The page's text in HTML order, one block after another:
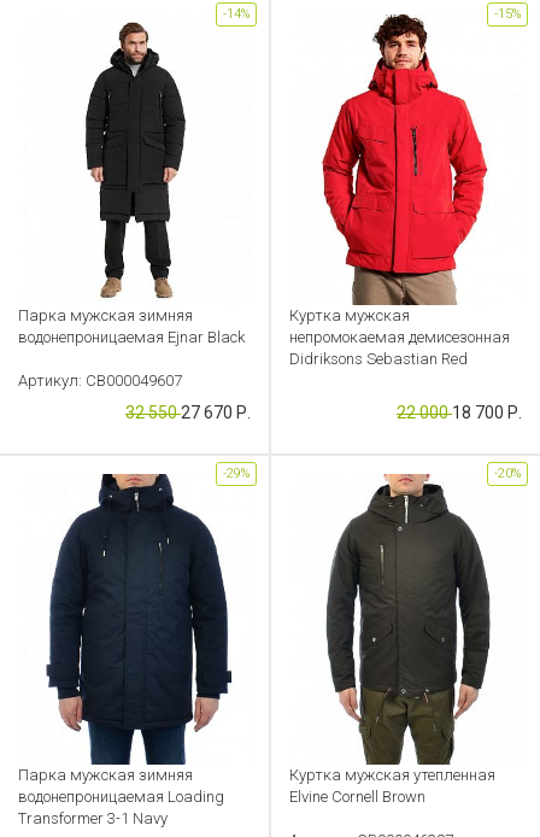
Парка мужская зимняя
водонепроницаемая Ejnar Black
Артикул: CB000049607
32 55027 670 Р.
-14%
Куртка мужская
непромокаемая демисезонная
Didriksons Sebastian Red
Артикул: CB000048319
22 00018 700 Р.
-15%
Парка мужская зимняя
водонепроницаемая Loading
Transformer 3-1 Navy
-29%
Куртка мужская утепленная
Elvine Cornell Brown
-20%